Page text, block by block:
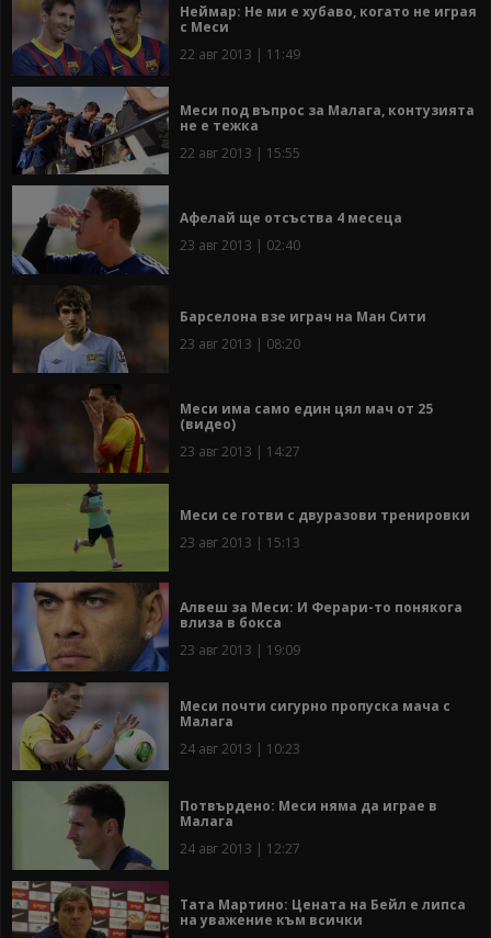
Неймар: Не ми е хубаво, когато не играя
с Меси
22 авг 2013 | 11:49
Меси под въпрос за Малага, контузията
не е тежка
22 авг 2013 | 15:55
Афелай ще отсъства 4 месеца
23 авг 2013 | 02:40
Барселона взе играч на Ман Сити
23 авг 2013 | 08:20
Меси има само един цял мач от 25
(видео)
23 авг 2013 | 14:27
Меси се готви с двуразови тренировки
23 авг 2013 | 15:13
Алвеш за Меси: И Ферари-то понякога
влиза в бокса
23 авг 2013 | 19:09
Меси почти сигурно пропуска мача с
Малага
24 авг 2013 | 10:23
Потвърдено: Меси няма да играе в
Малага
24 авг 2013 | 12:27
Тата Мартино: Цената на Бейл е липса
на уважение към всички